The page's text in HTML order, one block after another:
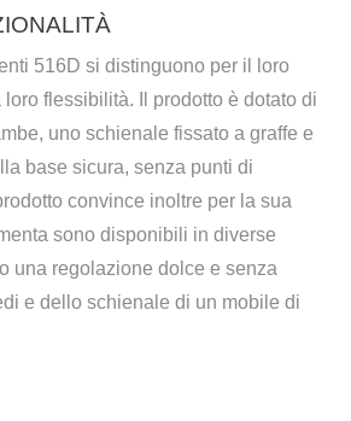
516D si distinguono per il loro
flessibilità. Il prodotto è dotato di
uno schienale fissato a graffe e
base sicura, senza punti di
convince inoltre per la sua
sono disponibili in diverse
una regolazione dolce e senza
e dello schienale di un mobile di